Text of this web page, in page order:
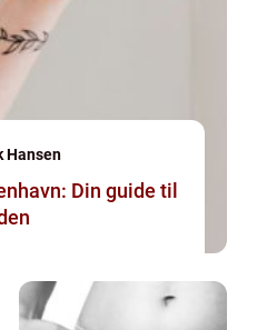
Hansen
Din guide til